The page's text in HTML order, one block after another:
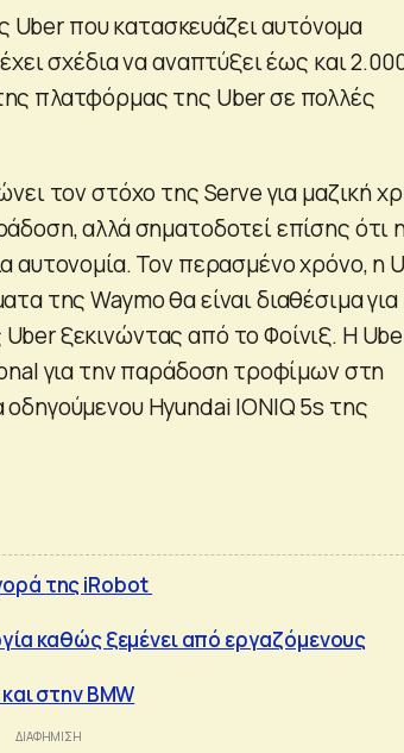
Uber που κατασκευάζει αυτόνομα
σχέδια να αναπτύξει έως και
πλατφόρμας της Uber σε πολλές
τον στόχο της Serve για μαζική
αλλά σηματοδοτεί επίσης ότι
αυτονομία. Τον περασμένο χρόνο, η
της Waymo θα είναι διαθέσιμα για
ξεκινώντας από το Φοίνιξ. Η
για την παράδοση τροφίμων στη
Hyundai IONIQ 5s της
της iRobot
καθώς ξεμένει από εργαζόμενους
στην BMW